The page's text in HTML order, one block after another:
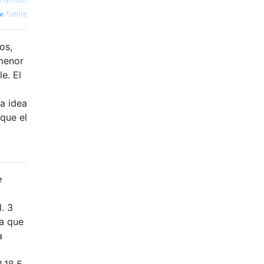
fuente
El
idea
el
3
que